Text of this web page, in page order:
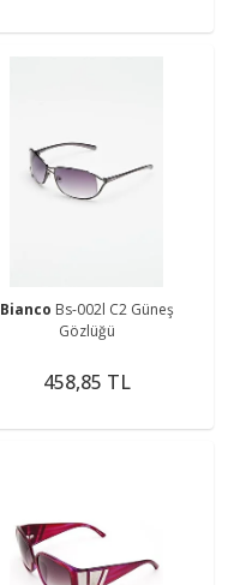
Bianco Bs-002l C2 Güneş
Gözlüğü
458,85 TL